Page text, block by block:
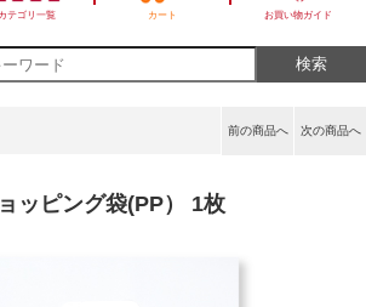
カテゴリ一覧 カート お買い物ガイド
次の商品へ
前の商品へ
ッピング袋(PP） 1枚